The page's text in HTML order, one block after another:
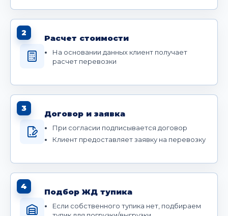
2
Расчет стоимости
На основании данных клиент получает
расчет перевозки
3
Договор и заявка
При согласии подписывается договор
Клиент предоставляет заявку на перевозку
4
Подбор ЖД тупика
Если собственного тупика нет, подбираем